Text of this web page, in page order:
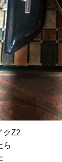
クZ2
ら